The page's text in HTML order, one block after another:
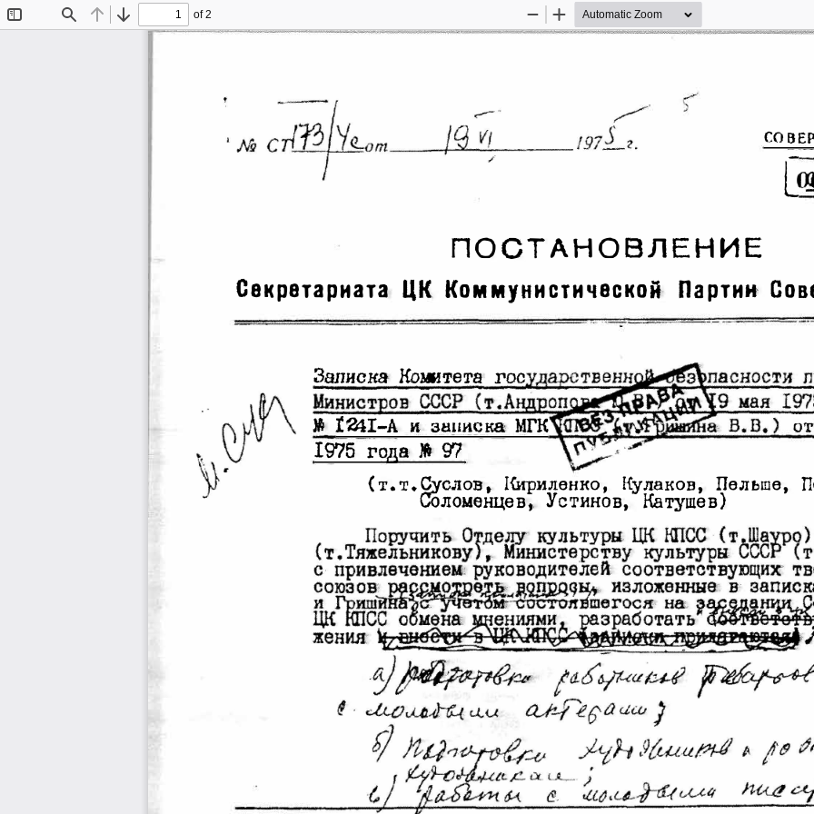
Find Previous
Next
of 2
Zoom
Zoom
ПОСТАНОВЛЕНИЕ
Секретариата ЦК Коммунистической Партии
Записка Комитета  roo
}1; 1241-А И  З!ШИСШI МГК
I9?5  года JA W.
( т. т. Qусдов •  I<ирилен:ко, Ку лаков,  Пельше,
Солоыенцев,. Устинов, Иатушев)
I dНIF"i>tЗУЛШТЫ